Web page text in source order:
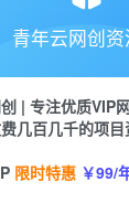
抖音 短视频
青年云网创
| 专注优质VIP
几百几千的项
限时特惠 ￥99/